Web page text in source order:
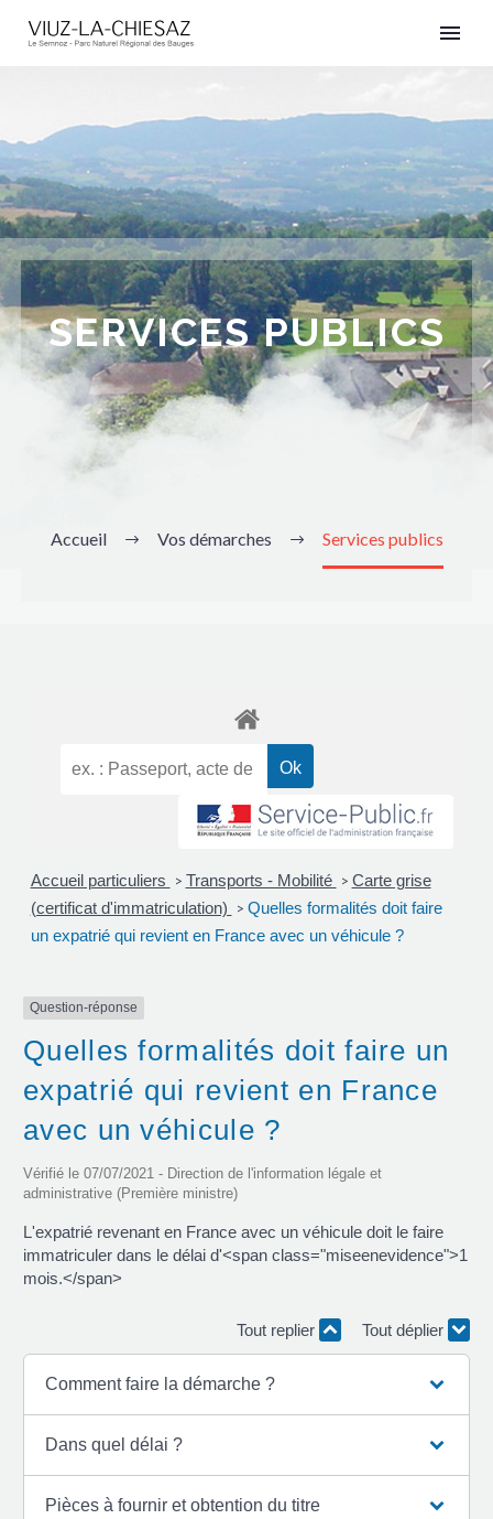
SERVICES PUBLICS
Accueil Vos démarches Services publics
Accueil particuliers > Transports - Mobilité > Carte grise
(certificat d'immatriculation)
> Quelles formalités doit faire
un expatrié qui revient en France avec un véhicule ?
Question-réponse
Quelles formalités doit faire un
expatrié qui revient en France
avec un véhicule ?
Vérifié le 07/07/2021 - Direction de l'information légale et
administrative (Première ministre)
L'expatrié revenant en France avec un véhicule doit le faire
immatriculer dans le délai d'<span class="miseenevidence">1
mois.</span>
Tout replier Tout déplier
Comment faire la démarche ?
Dans quel délai ?
Pièces à fournir et obtention du titre